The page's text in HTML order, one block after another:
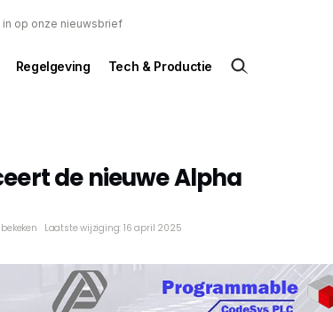
in op onze nieuwsbrief
Regelgeving Tech & Productie
de nieuwe Alpha
bekeken Laatste wijziging: 16 april 2025